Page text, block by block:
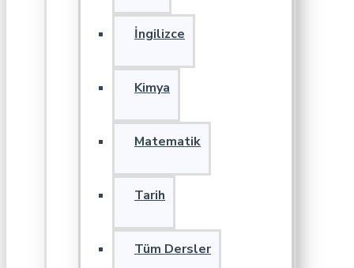
İngilizce
Kimya
Matematik
Tarih
Tüm Dersler